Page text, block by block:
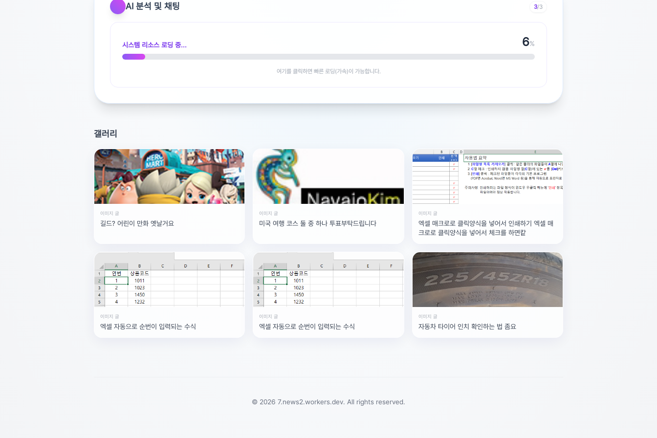
1.OBS 오디오 모니터링 설정 확인
장치 옆의 톱니바퀴 아이콘을 누르고 [오디오 고급 설정]에 들어갑니다. 여기서 캡처보드 오디오의 모니터링 옵션을 '모니터링 끔'이 아닌 '모니
터링 및 출력'으로 변경해 주세요. 이렇게 해야 컴퓨터 스피커로 소리가 흘러나오게 되며, 디스코드 화면 공유 시 해당 소리가 함께 송출됩니다.
프로그램 창을 개별적으로 선택하여 공유해야 소리가 제대로 전달됩니다. 만약 OBS 창을 선택했는데도 안 들린다면, 윈도우 소리 설정에서 출
OBS 소스 목록에 캡처보드 영상만 있고 오디오가 별도로 잡히지 않는 경우일 수 있습니다. 소스 목록에서 [+] 버튼을 눌러 [오디오 입력 캡처]
를 추가하고, 장치를 코시(COSY) 캡처보드로 선택해 보세요. 그 후 오디오 믹서 바가 움직이는지 확인하고, 1번에서 말씀드린 모니터링 설정
을 적용하면 해결될 것입니다. 또한 디스코드 오디오 설정에서 '음성 감지' 모드 대신 필요하다면 '눌러서 말하기' 설정을 건드려보며 소리 간섭
이 있는지 확인해 보시는 것도 좋습니다.
✅ 마지막, 답변이 도움이 되셨다면, 채택으로 인해 발생하는 해피빈 콩은 모두 이웃을 위해 기부되고 있습니다. 채택해주시면 감사드리겠습니
광고 [X]를 누르면 내용이 해제됩니다
AI 분석 및 채팅 3/3
시스템 리소스 로딩 중... 7%
여기를 클릭하면 빠른 로딩(가속)이 가능합니다.
갤러리
이미지 글
길드? 어린이 만화 옛날거요
이미지 글
미국 여행 코스 둘 중 하나 투표부탁드립니다
이미지 글
엑셀 매크로로 클릭양식을 넣어서 인쇄하기 엑셀 매
크로로 클릭양식을 넣어서 체크를 하면캍
이미지 글
엑셀 자동으로 순번이 입력되는 수식
이미지 글
엑셀 자동으로 순번이 입력되는 수식
이미지 글
자동차 타이어 인치 확인하는 법 좀요
© 2026 7.news2.workers.dev. All rights reserved.